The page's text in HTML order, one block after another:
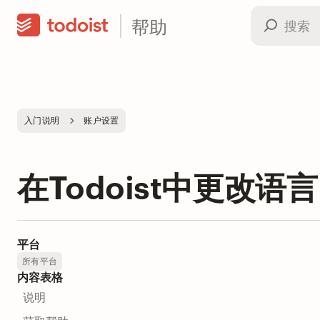
帮助
入门说明 账户设置
在Todoist中更改语言
平台
所有平台
内容表格
说明